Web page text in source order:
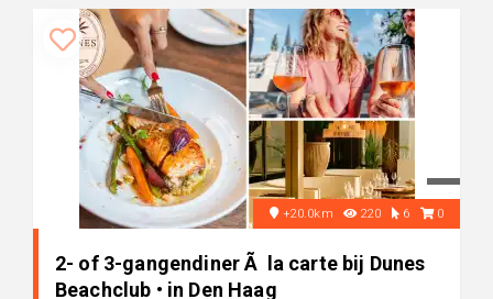
+20.0km 220 6 0
2- of 3-gangendiner Ã la carte bij Dunes
Beachclub • in Den Haag